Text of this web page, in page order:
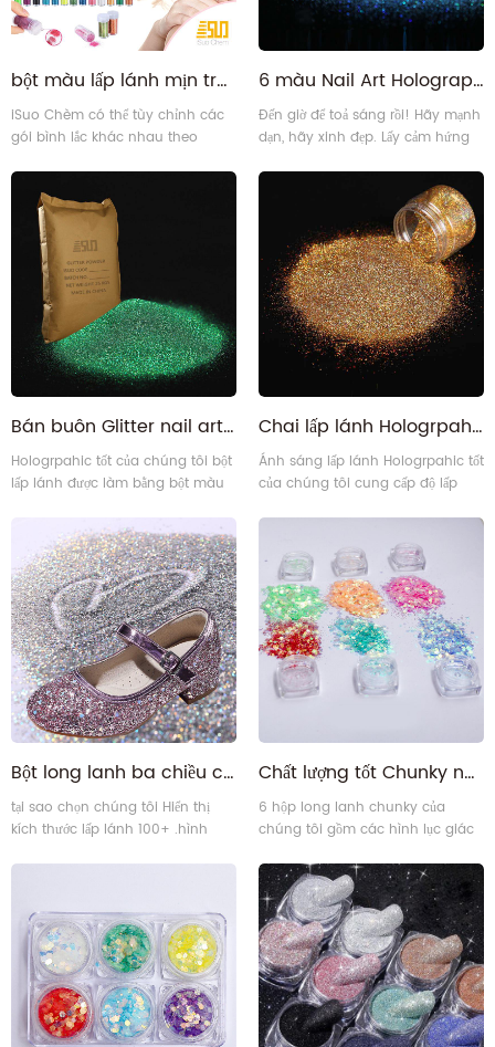
bột màu lấp lánh mịn trong Chống rò rỉ bình lắc cho Cơ thể, Mặt, Chất nhờn, đồ thủ công
iSuo Chèm có thể tùy chỉnh các
gói bình lắc khác nhau theo
nhu cầu của khách hàng.
6 màu Nail Art Holographic sắc tố acrylic Chameleon móng tay phấn rôm
Đến giờ để toả sáng rồi! Hãy mạnh
dạn, hãy xinh đẹp. Lấy cảm hứng
hoặc trang điểm hàng ngày tuyệt
đẹp, biến khả năng làm đẹp là vô
tận! Long lanh siêu lấp lánh có
nhiều sắc thái tuyệt vời khác nhau,
kết hợp hoặc sử dụng riêng lẻ, đáp
ứng mọi lựa chọn của bạn về nghệ
thuật trang điểm!23
Bán buôn Glitter nail art craft holographic PET long lanh Màu sắc
Hologrpahic tốt của chúng tôi bột
lấp lánh được làm bằng bột màu
an toàn 100% và dễ sử dụng / rửa
sạch.
Chai lấp lánh Hologrpahic Fine Bright Glitter dành cho thủ công
Ánh sáng lấp lánh Hologrpahic tốt
của chúng tôi cung cấp độ lấp
Nó lý tưởng để phủ các bề mặt
như ly rượu hoặc khung gỗ.
Bột long lanh ba chiều cho giày trẻ em
tại sao chọn chúng tôi Hiển thị
kích thước lấp lánh 100+ .hình
dòng chảy hàng hóa đảm bảo
Chất lượng tốt Chunky nhiều màu kết hợp các kích cỡ khác nhau Bột lấp lánh lấp lánh
6 hộp long lanh chunky của
chúng tôi gồm các hình lục giác
và kích thước của kim tuyến được
trộn lẫn với nhau tạo nên khả
năng làm đẹp là vô tận, khiến bạn
trở thành người thu hút mọi ánh
nhìn.